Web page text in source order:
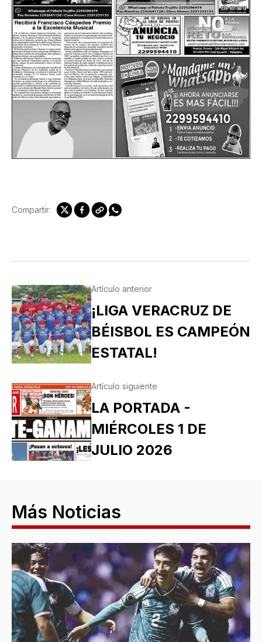
Compartir:
Artículo anterior
¡LIGA VERACRUZ DE
BÉISBOL ES CAMPEÓN
ESTATAL!
Artículo siguiente
LA PORTADA -
MIÉRCOLES 1 DE
JULIO 2026
Más Noticias